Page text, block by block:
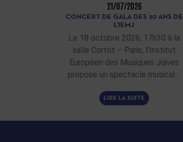
21/07/2026
CONCERT DE GALA DES 20 ANS DE
L’IEMJ
Le 18 octobre 2026, 17h30 à la
salle Cortot – Paris, l’Institut
Européen des Musiques Juives
propose un spectacle musical…
LIRE LA SUITE